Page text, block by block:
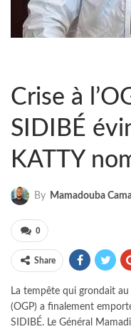
Crise à
SIDIBÉ
KATTY
By Mamadouba
0
Share
La tempête qui grondait
(OGP) a finalement
SIDIBÉ. Le Général